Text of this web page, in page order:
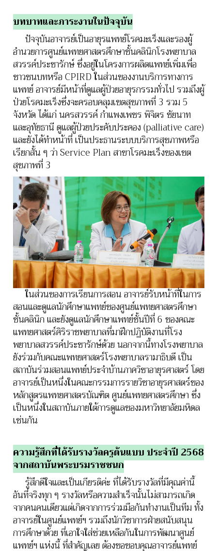
บทบาทและภาระงานในปัจจุบัน
ปัจจุบันอาจารย์เป็นอายุรแพทย์โรคมะเร็งและรองผู้
อำนวยการศูนย์แพทยศาสตรศึกษาชั้นคลินิกโรงพยาบาล
สวรรค์ประชารักษ์ ซึ่งอยู่ในโครงการผลิตแพทย์เพิ่มเพื่อ
ชาวชนบทหรือ CPIRD ในส่วนของงานบริการทางการ
แพทย์ อาจารย์มีหน้าที่ดูแลผู้ป่วยอายุรกรรมทั่วไป รวมถึงผู้
ป่วยโรคมะเร็งซึ่งจะครอบคลุมเขตสุขภาพที่ 3 รวม 5
จังหวัด ได้แก่ นครสวรรค์ กำแพงเพชร พิจิตร ชัยนาท
และอุทัยธานี ดูแลผู้ป่วยประคับประคอง (palliative care)
และยังได้ทำหน้าที่ เป็นประธานระบบบริการสุขภาพหรือ
เรียกสั้น ๆ ว่า Service Plan สาขาโรคมะเร็งของเขต
สุขภาพที่ 3
ในส่วนของการเรียนการสอน อาจารย์รับหน้าที่ในการ
สอนและดูแลนักศึกษาแพทย์ของศูนย์แพทยศาสตรศึกษา
ชั้นคลินิก และยังดูแลนักศึกษาแพทย์ชั้นปีที่ 6 ของคณะ
แพทยศาสตร์ศิริราชพยาบาลที่มาฝึกปฏิบัติงานที่โรง
พยาบาลสวรรค์ประชารักษ์ด้วย นอกจากนี้ทางโรงพยาบาล
ยังร่วมกับคณะแพทยศาสตร์โรงพยาบาลรามาธิบดี เป็น
สถาบันร่วมสอนแพทย์ประจำบ้านภาควิชาอายุรศาสตร์ โดย
อาจารย์เป็นหนึ่งในคณะกรรมการรายวิชาอายุรศาสตร์ของ
หลักสูตรแพทยศาสตรบัณฑิต ศูนย์แพทยศาสตรศึกษา ซึ่ง
เป็นหนึ่งในสถาบันภายใต้การดูแลของมหาวิทยาลัยมหิดล
เช่นกัน
ความรู้สึกที่ได้รับรางวัลครูต้นแบบ ประจำปี 2568
จากสถาบันพระบรมราชชนก
รู้สึกดีใจและเป็นเกียรติค่ะ ที่ได้รับรางวัลที่มีคุณค่านี้
อันที่จริงทุก ๆ รางวัลหรือความสำเร็จนั้นไม่สามารถเกิด
จากคนคนเดียวแต่เกิดจากการร่วมมือกันทำงานเป็นทีม ทั้ง
อาจารย์ในศูนย์แพทย์ฯ รวมถึงนักวิชาการฝ่ายสนับสนุน
การศึกษาด้วย ที่เอาใจใส่ช่วยเหลือกันในการพัฒนาศูนย์
แพทย์ฯ แห่งนี้ ที่สำคัญเลย ต้องขอขอบคุณอาจารย์แพทย์